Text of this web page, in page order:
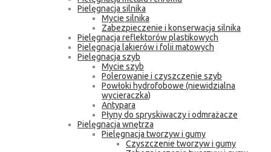
Pielęgnacja silnika
Mycie silnika
Zabezpieczenie i konserwacja silnika
Pielęgnacja reflektorów plastikowych
Pielęgnacja lakierów i folii matowych
Pielęgnacja szyb
Mycie szyb
Polerowanie i czyszczenie szyb
Powłoki hydrofobowe (niewidzialna
wycieraczka)
Antypara
Płyny do spryskiwaczy i odmrażacze
Pielęgnacja wnętrza
Pielęgnacja tworzyw i gumy
Czyszczenie tworzyw i gumy